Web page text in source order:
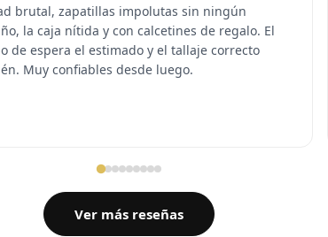
brutal, zapatillas impolutas sin ningún
la caja nítida y con calcetines de regalo. El
de espera el estimado y el tallaje correcto
Muy confiables desde luego.
Ver más reseñas